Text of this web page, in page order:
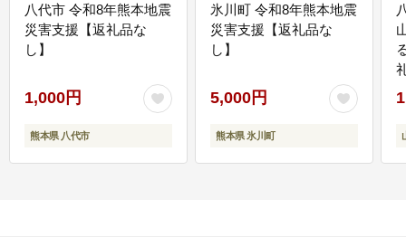
八代市 令和8年熊本地震
災害支援【返礼品な
し】
1,000円
熊本県 八代市
氷川町 令和8年熊本地震
災害支援【返礼品な
し】
5,000円
熊本県 氷川町